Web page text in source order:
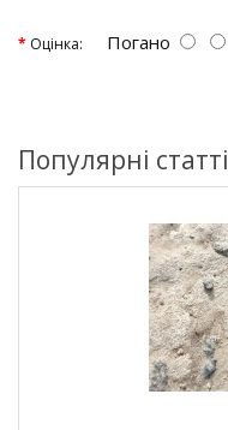
Оцінка: Погано
Популярні статті